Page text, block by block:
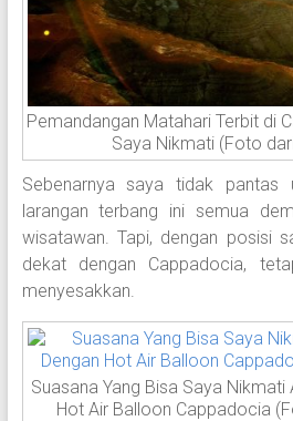
Pemandangan Matahari Terbit di
Saya Nikmati (Foto
Sebenarnya saya tidak pantas
larangan terbang ini semua
wisatawan. Tapi, dengan posisi
dekat dengan Cappadocia,
menyesakkan.
Suasana Yang Bisa Saya Nikmati
Hot Air Balloon Cappadocia